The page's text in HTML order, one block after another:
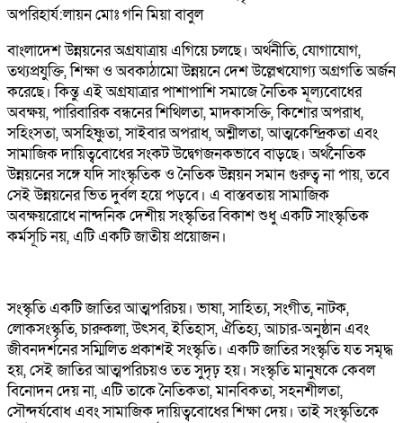
অপরিহার্য:লায়ন মোঃ গনি মিয়া বাবুল
বাংলাদেশ উন্নয়নের অগ্রযাত্রায় এগিয়ে চলছে। অর্থনীতি, যোগাযোগ,
তথ্যপ্রযুক্তি, শিক্ষা ও অবকাঠামো উন্নয়নে দেশ উল্লেখযোগ্য অগ্রগতি অর্জন
করেছে। কিন্তু এই অগ্রযাত্রার পাশাপাশি সমাজে নৈতিক মূল্যবোধের
অবক্ষয়, পারিবারিক বন্ধনের শিথিলতা, মাদকাসক্তি, কিশোর অপরাধ,
সহিংসতা, অসহিষ্ণুতা, সাইবার অপরাধ, অশ্লীলতা, আত্মকেন্দ্রিকতা এবং
সামাজিক দায়িত্ববোধের সংকট উদ্বেগজনকভাবে বাড়ছে। অর্থনৈতিক
উন্নয়নের সঙ্গে যদি সাংস্কৃতিক ও নৈতিক উন্নয়ন সমান গুরুত্ব না পায়, তবে
সেই উন্নয়নের ভিত দুর্বল হয়ে পড়বে। এ বাস্তবতায় সামাজিক
অবক্ষয়রোধে নান্দনিক দেশীয় সংস্কৃতির বিকাশ শুধু একটি সাংস্কৃতিক
কর্মসূচি নয়, এটি একটি জাতীয় প্রয়োজন।
সংস্কৃতি একটি জাতির আত্মপরিচয়। ভাষা, সাহিত্য, সংগীত, নাটক,
লোকসংস্কৃতি, চারুকলা, উৎসব, ইতিহাস, ঐতিহ্য, আচার-অনুষ্ঠান এবং
জীবনদর্শনের সম্মিলিত প্রকাশই সংস্কৃতি। একটি জাতির সংস্কৃতি যত সমৃদ্ধ
হয়, সেই জাতির আত্মপরিচয়ও তত সুদৃঢ় হয়। সংস্কৃতি মানুষকে কেবল
বিনোদন দেয় না, এটি তাকে নৈতিকতা, মানবিকতা, সহনশীলতা,
সৌন্দর্যবোধ এবং সামাজিক দায়িত্ববোধের শিক্ষা দেয়। তাই সংস্কৃতিকে